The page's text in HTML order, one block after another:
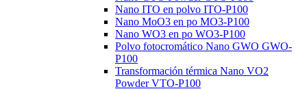
Nano ITO en polvo ITO-P100
Nano MoO3 en po MO3-P100
Nano WO3 en po WO3-P100
Polvo fotocromático Nano GWO GWO-
P100
Transformación térmica Nano VO2
Powder VTO-P100